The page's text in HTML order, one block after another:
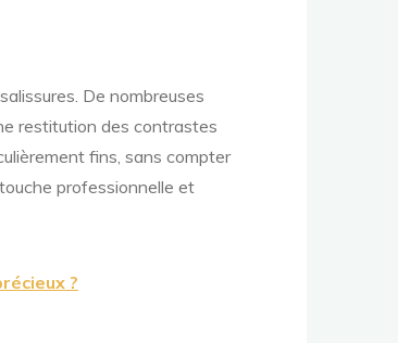
De nombreuses
restitution des contrastes
fins, sans compter
professionnelle et
?